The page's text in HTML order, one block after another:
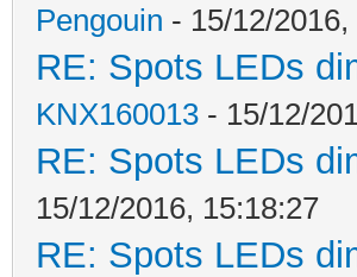
Pengouin - 15/12/
RE: Spots LEDs
KNX160013 - 15/12/
RE: Spots LEDs
15/12/2016, 15:18:27
RE: Spots LEDs